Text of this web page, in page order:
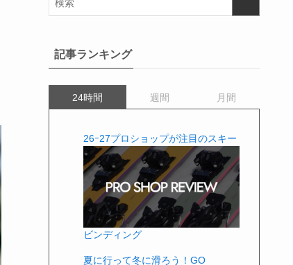
記事ランキング
24時間 週間 月間
26ｰ27プロショップが注目のスキー
ビンディング
夏に行って冬に滑ろう！GO